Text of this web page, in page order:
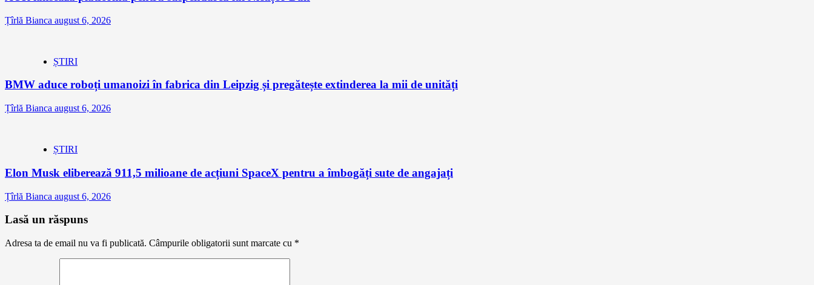
Țîrlă Bianca august 6, 2026
ȘTIRI
BMW aduce roboți umanoizi în fabrica din Leipzig și pregătește extinderea la mii de unități
Țîrlă Bianca august 6, 2026
ȘTIRI
Elon Musk eliberează 911,5 milioane de acțiuni SpaceX pentru a îmbogăți sute de angajați
Țîrlă Bianca august 6, 2026
Lasă un răspuns
Adresa ta de email nu va fi publicată. Câmpurile obligatorii sunt marcate cu *